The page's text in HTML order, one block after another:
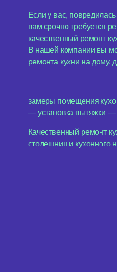
Если у вас,
вам срочно требуется
качественный ремонт
В нашей компании вы
ремонта кухни на дому,
замеры помещения
— установка вытяжки —
Качественный ремонт
столешниц и кухонного